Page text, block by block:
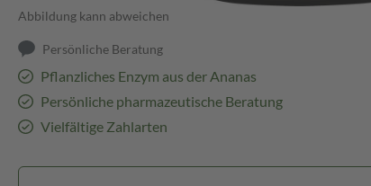
Abbildung kann abweichen
Persönliche Beratung
Pflanzliches Enzym aus der Ananas
Persönliche pharmazeutische Beratung
Vielfältige Zahlarten